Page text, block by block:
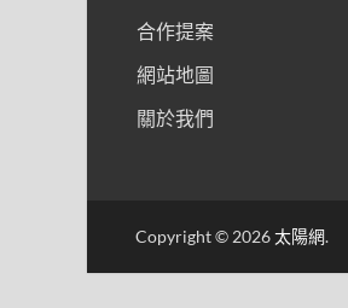
合作提案
網站地圖
關於我們
Copyright © 2026太陽網.